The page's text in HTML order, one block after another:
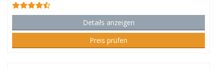
Details anzeigen
Preis prüfen